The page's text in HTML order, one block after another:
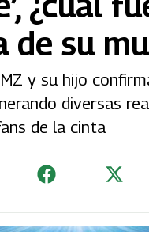
de su
y su hijo
diversas
de la cinta